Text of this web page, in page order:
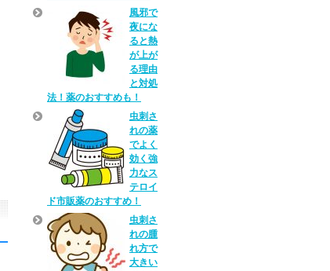
風邪で
夜にな
ると熱
が上が
る理由
と対処
法！薬のおすすめも！
虫刺さ
れの薬
でよく
効く強
力なス
テロイ
ド市販薬のおすすめ！
虫刺さ
れの腫
れ方で
大きい